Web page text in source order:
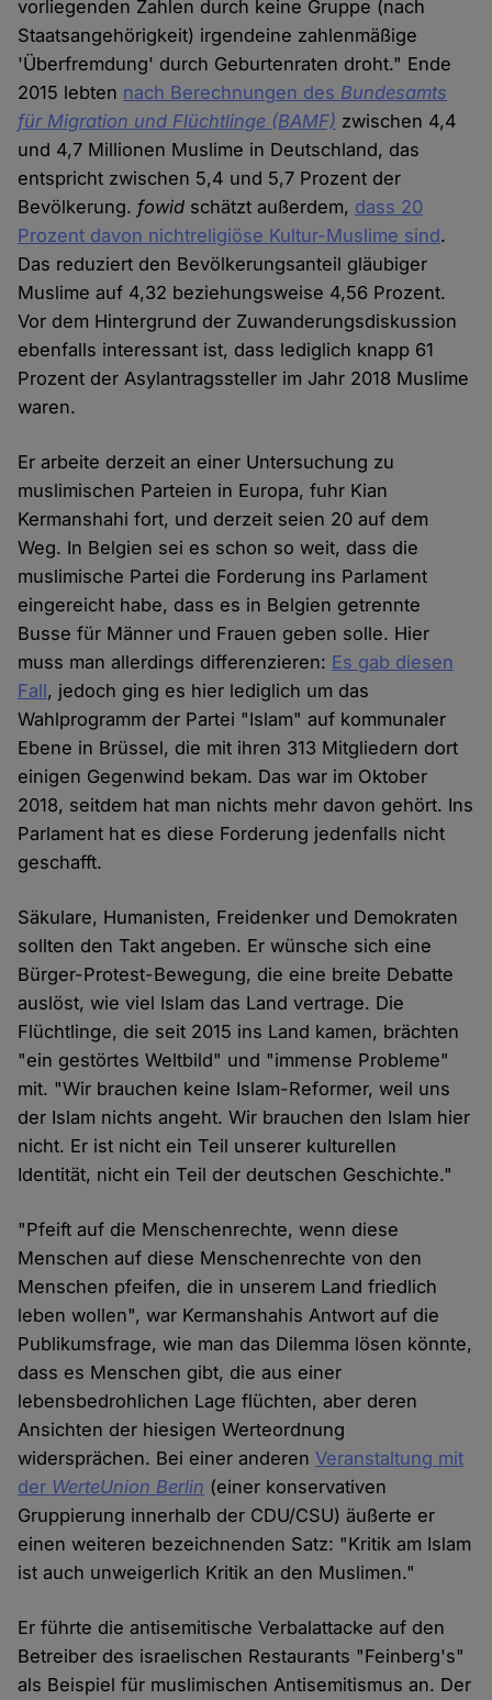
vorliegenden Zahlen durch keine Gruppe (nach
Staatsangehörigkeit) irgendeine zahlenmäßige
'Überfremdung' durch Geburtenraten droht." Ende
2015 lebten nach Berechnungen des Bundesamts
für Migration und Flüchtlinge (BAMF) zwischen 4,4
und 4,7 Millionen Muslime in Deutschland, das
entspricht zwischen 5,4 und 5,7 Prozent der
Bevölkerung. fowid schätzt außerdem, dass 20
Prozent davon nichtreligiöse Kultur-Muslime sind.
Das reduziert den Bevölkerungsanteil gläubiger
Muslime auf 4,32 beziehungsweise 4,56 Prozent.
Vor dem Hintergrund der Zuwanderungsdiskussion
ebenfalls interessant ist, dass lediglich knapp 61
Prozent der Asylantragssteller im Jahr 2018 Muslime
waren.
Er arbeite derzeit an einer Untersuchung zu
muslimischen Parteien in Europa, fuhr Kian
Kermanshahi fort, und derzeit seien 20 auf dem
Weg. In Belgien sei es schon so weit, dass die
muslimische Partei die Forderung ins Parlament
eingereicht habe, dass es in Belgien getrennte
Busse für Männer und Frauen geben solle. Hier
muss man allerdings differenzieren: Es gab diesen
Fall, jedoch ging es hier lediglich um das
Wahlprogramm der Partei "Islam" auf kommunaler
Ebene in Brüssel, die mit ihren 313 Mitgliedern dort
einigen Gegenwind bekam. Das war im Oktober
2018, seitdem hat man nichts mehr davon gehört. Ins
Parlament hat es diese Forderung jedenfalls nicht
geschafft.
Säkulare, Humanisten, Freidenker und Demokraten
sollten den Takt angeben. Er wünsche sich eine
Bürger-Protest-Bewegung, die eine breite Debatte
auslöst, wie viel Islam das Land vertrage. Die
Flüchtlinge, die seit 2015 ins Land kamen, brächten
"ein gestörtes Weltbild" und "immense Probleme"
mit. "Wir brauchen keine Islam-Reformer, weil uns
der Islam nichts angeht. Wir brauchen den Islam hier
nicht. Er ist nicht ein Teil unserer kulturellen
Identität, nicht ein Teil der deutschen Geschichte."
"Pfeift auf die Menschenrechte, wenn diese
Menschen auf diese Menschenrechte von den
Menschen pfeifen, die in unserem Land friedlich
leben wollen", war Kermanshahis Antwort auf die
Publikumsfrage, wie man das Dilemma lösen könnte,
dass es Menschen gibt, die aus einer
lebensbedrohlichen Lage flüchten, aber deren
Ansichten der hiesigen Werteordnung
widersprächen. Bei einer anderenVeranstaltung mit
der WerteUnion Berlin (einer konservativen
Gruppierung innerhalb der CDU/CSU) äußerte er
einen weiteren bezeichnenden Satz: "Kritik am Islam
ist auch unweigerlich Kritik an den Muslimen."
Er führte die antisemitische Verbalattacke auf den
Betreiber des israelischen Restaurants "Feinberg's"
als Beispiel für muslimischen Antisemitismus an. Der
Cookies